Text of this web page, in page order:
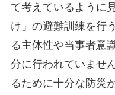
て考えているように
け」の避難訓練を行
る主体性や当事者意
分に行われていませ
るために十分な防災